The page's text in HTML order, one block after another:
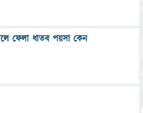
ফেলা ধাতব পয়সা কেন